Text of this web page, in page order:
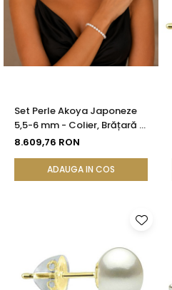
Set Perle Akoya Japoneze
5,5-6 mm - Colier, Brățară și
Cercei cu Închizători Sferice,
8.609,76 RON
ADAUGA IN COS